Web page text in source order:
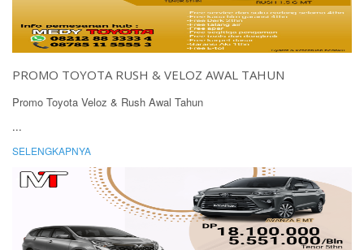
PROMO TOYOTA RUSH & VELOZ AWAL TAHUN
Promo Toyota Veloz & Rush Awal Tahun
...
SELENGKAPNYA